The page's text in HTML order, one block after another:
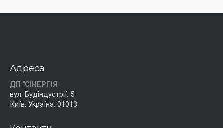
Адреса
ДП "СІНЕРГІЯ"
вул. Будіндустрії, 5
Київ, Україна, 01013